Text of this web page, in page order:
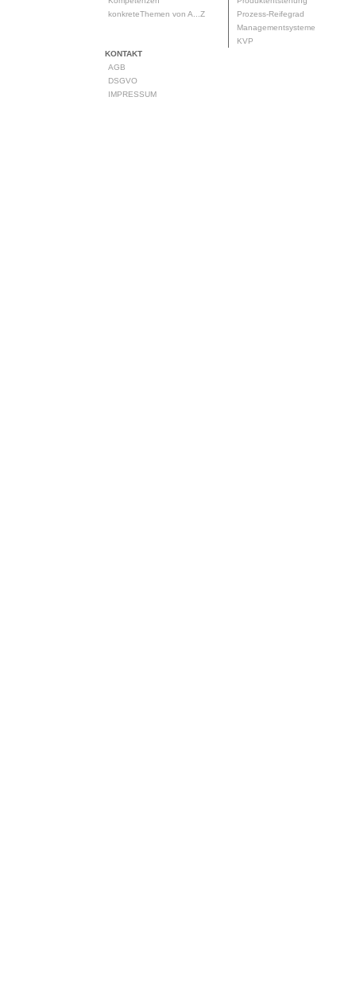
konkreteThemen von A...Z
Prozess-Reifegrad
Managementsysteme
KVP
KONTAKT
AGB
DSGVO
IMPRESSUM